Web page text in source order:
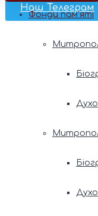
Наш Телеграм
Фонди пам’яті